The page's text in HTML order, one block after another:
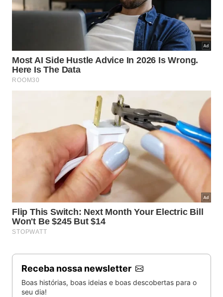
Receba nossa newsletter
Boas histórias, boas ideias e boas descobertas para o
seu dia!